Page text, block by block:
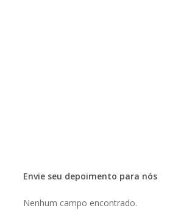
Envie seu depoimento para nós
Nenhum campo encontrado.